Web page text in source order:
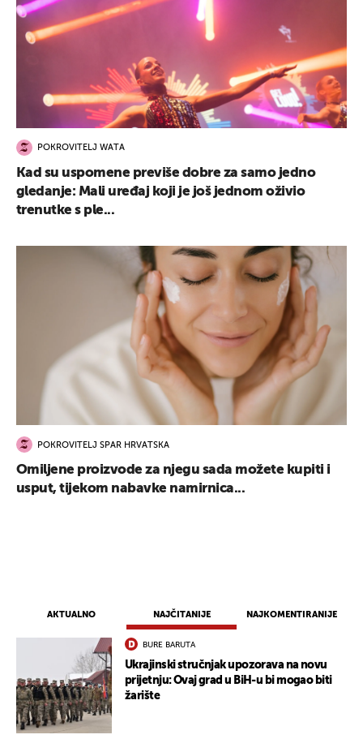
AKTUALNO NAJČITANIJE NAJKOMENTIRANIJE
BURE BARUTA
Ukrajinski stručnjak upozorava na novu
prijetnju: Ovaj grad u BiH-u bi mogao biti
žarište
POKROVITELJ WATA
Kad su uspomene previše dobre za samo jedno
gledanje: Mali uređaj koji je još jednom oživio
trenutke s ple...
POKROVITELJ SPAR HRVATSKA
Omiljene proizvode za njegu sada možete kupiti i
usput, tijekom nabavke namirnica...